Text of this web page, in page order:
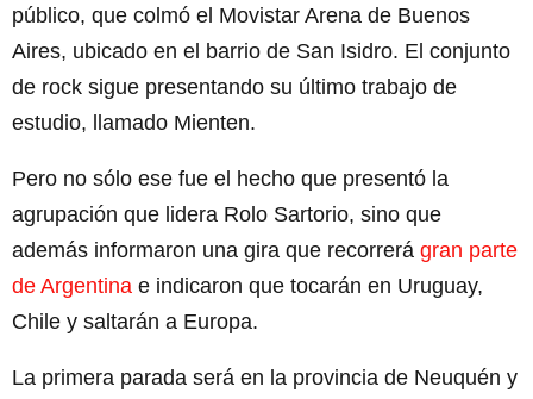
público, que colmó el Movistar Arena de Buenos
Aires, ubicado en el barrio de San Isidro. El conjunto
de rock sigue presentando su último trabajo de
estudio, llamado Mienten.
Pero no sólo ese fue el hecho que presentó la
agrupación que lidera Rolo Sartorio, sino que
además informaron una gira que recorrerá gran parte
de Argentina e indicaron que tocarán en Uruguay,
Chile y saltarán a Europa.
La primera parada será en la provincia de Neuquén y